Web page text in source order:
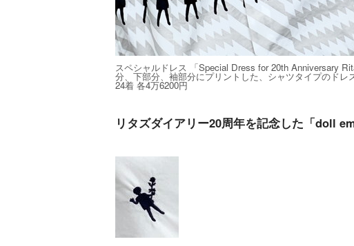
スペシャルドレス 「Special Dress for 20th Anniversary
分、下部分、袖部分にプリントした、シャツタイプのド
24着 各4万6200円
リタズダイアリー20周年を記念した「doll